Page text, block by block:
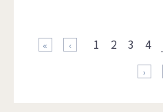
1 2 3 4